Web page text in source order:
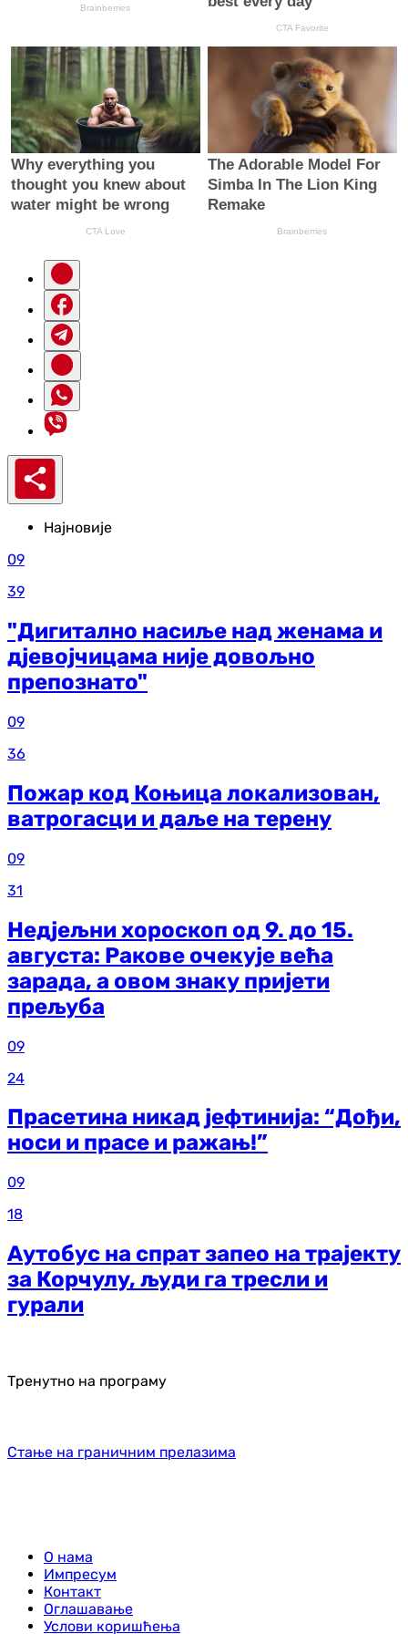
Најновије
09
39
"Дигитално насиље над женама и
дјевојчицама није довољно
препознато"
09
36
Пожар код Коњица локализован,
ватрогасци и даље на терену
09
31
Недјељни хороскоп од 9. до 15.
августа: Ракове очекује већа
зарада, а овом знаку пријети
прељуба
09
24
Прасетина никад јефтинија: “Дођи,
носи и прасе и ражањ!”
09
18
Аутобус на спрат запео на трајекту
за Корчулу, људи га тресли и
гурали
Тренутно на програму
Стање на граничним прелазима
О нама
Импресум
Контакт
Оглашавање
Услови коришћења